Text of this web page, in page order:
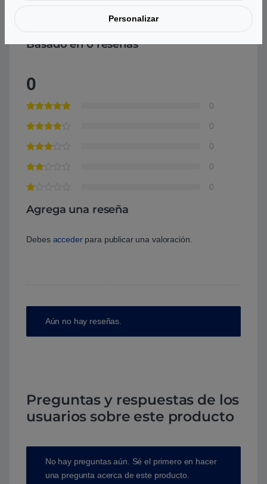
Basado en 0 reseñas
0
0
0
0
0
0
Agrega una reseña
Debes accederpara publicar una valoración.
Aún no hay reseñas.
Preguntas y respuestas de los
usuarios sobre este producto
No hay preguntas aún. Sé el primero en hacer
una pregunta acerca de este producto.
Personalizar